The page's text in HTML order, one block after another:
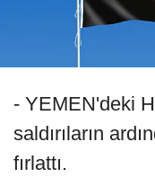
- YEMEN'deki
saldırıların
fırlattı.